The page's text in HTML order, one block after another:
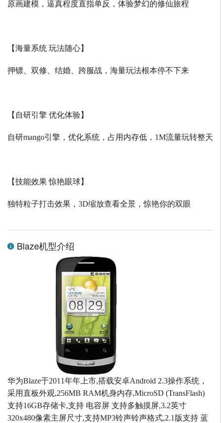
原画建模，逼真程度直指单反，体验梦幻的修仙旅程
【海量系统 玩法随心】
押镖、双修、结婚、跨服战，海量玩法根本停不下来
【自研引擎 优化体验】
自研mango引擎，优化系统，占用内存低， 1M流量玩转整天
【技能效果 惊艳眼球】
独特粒子打击效果， 3D缩放查看全景，惊艳你的双眼
Blaze机型介绍
华为Blaze于2011年年上市,搭载安卓Android 2.3操作系统，
采用直板外观,256MB RAM机身内存,MicroSD (TransFlash)
支持16GB存储卡,支持 电容屏 支持多触摸屏,3.2英寸
320x480像素主屏尺寸,支持MP3铃声铃声格式,2.1版支持 蓝